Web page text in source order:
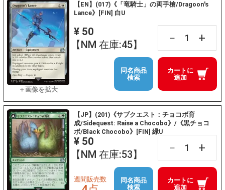
【EN】(017)《「竜騎士」の両手槍/Dragoon's
Lance》[FIN] 白U
¥ 50
【NM 在庫:45】
－ +
カートに
追加
同名商品
検索
【JP】(201)《サブクエスト：チョコボ育
成/Sidequest: Raise a Chocobo》/《黒チョコ
ボ/Black Chocobo》[FIN] 緑U
¥ 50
【NM 在庫:53】
－ +
カートに
追加
週間販売数
同名商品
検索